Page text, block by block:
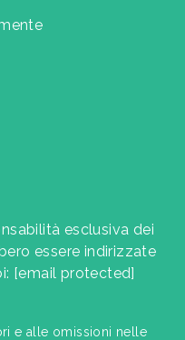
esclusiva dei
essere indirizzate
[email protected]
e alle omissioni nelle